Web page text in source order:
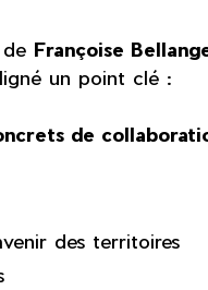
Françoise
un point clé :
de
des territoires